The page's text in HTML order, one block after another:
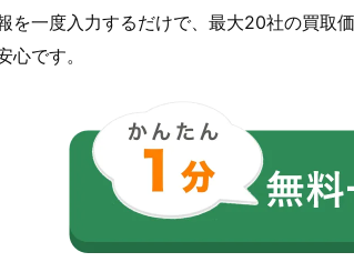
を一度入力するだけで、最大20社の買
心です。